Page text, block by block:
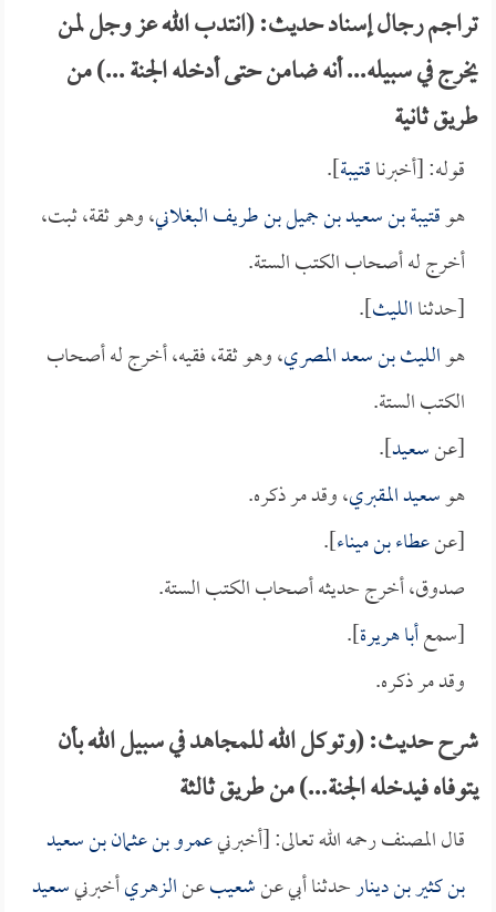
تراجم رجال إسناد حديث: (انتدب الله عز وجل لمن
يخرج في سبيله... أنه ضامن حتى أدخله الجنة ...) من
طريق ثانية
قوله: [أخبرناقتيبة].
هوقتيبة بن سعيد بن جميل بن طريف البغلاني، وهو ثقة، ثبت،
أخرج له أصحاب الكتب الستة.
[حدثناالليث].
هوالليث بن سعد المصري، وهو ثقة، فقيه، أخرج له أصحاب
الكتب الستة.
[عنسعيد].
هوسعيد المقبري، وقد مر ذكره.
[عنعطاء بن ميناء].
صدوق، أخرج حديثه أصحاب الكتب الستة.
[سمعأبا هريرة].
وقد مر ذكره.
شرح حديث: (وتوكل الله للمجاهد في سبيل الله بأن
يتوفاه فيدخله الجنة...) من طريق ثالثة
قال المصنف رحمه الله تعالى: [أخبرنيعمرو بن عثمان بن سعيد
بن كثير بن دينارحدثنا أبي عنشعيبعنالزهريأخبرنيسعيد